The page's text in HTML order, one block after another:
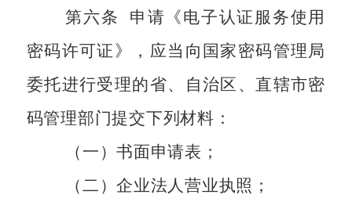
第六条
申请《电子认证服务使用
密码许可证》，应当向国家密码管理局
委托进行受理的省、自治区、直辖市密
码管理部门提交下列材料：
（一）书面申请表；
（二）企业法人营业执照；